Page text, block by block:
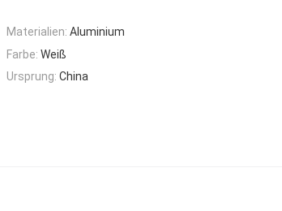
Materialien: Aluminium
Farbe: Weiß
Ursprung: China